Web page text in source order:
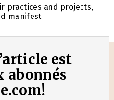
practices and projects,
manifest
est
abonnés